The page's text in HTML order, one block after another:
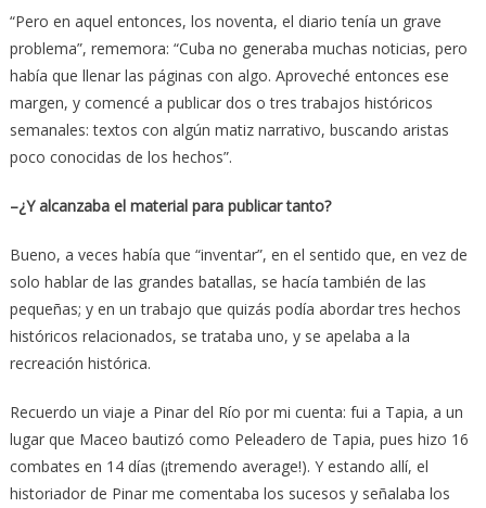
“Pero en aquel entonces, los noventa, el diario tenía un grave
problema”, rememora: “Cuba no generaba muchas noticias, pero
había que llenar las páginas con algo. Aproveché entonces ese
margen, y comencé a publicar dos o tres trabajos históricos
semanales: textos con algún matiz narrativo, buscando aristas
poco conocidas de los hechos”.
–¿Y alcanzaba el material para publicar tanto?
Bueno, a veces había que “inventar”, en el sentido que, en vez de
solo hablar de las grandes batallas, se hacía también de las
pequeñas; y en un trabajo que quizás podía abordar tres hechos
históricos relacionados, se trataba uno, y se apelaba a la
recreación histórica.
Recuerdo un viaje a Pinar del Río por mi cuenta: fui a Tapia, a un
lugar que Maceo bautizó como Peleadero de Tapia, pues hizo 16
combates en 14 días (¡tremendo average!). Y estando allí, el
historiador de Pinar me comentaba los sucesos y señalaba los